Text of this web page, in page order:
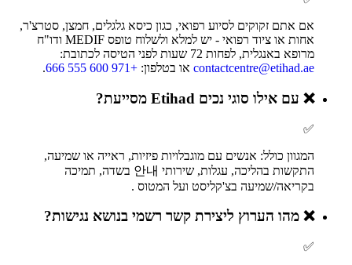
אם אתם זקוקים לסיוע רפואי, כגון כיסא גלגלים, חמצן, סטרצ'ר,
אחות או ציוד רפואי - יש למלא ולשלוח טופס MEDIF ודו"ח
מרופא באנגלית, לפחות 72 שעות לפני הטיסה לכתובת:
contactcentre@etihad.ae או בטלפון: +971 600 555 666
.
❌ עם אילו סוגי נכים Etihad מסייעת?
✅
המגוון כולל: אנשים עם מוגבלויות פיזיות, ראייה או שמיעה,
התקשות בהליכה, עגלות, שירותי 안내 בשדה, תמיכה
בקריאה/שמיעה בצ'קליסט ועל המטוס .
❌ מהו הערוץ ליצירת קשר רשמי בנושא נגישות?
✅